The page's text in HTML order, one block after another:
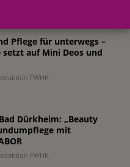
Pflege für unterwegs –
setzt auf Mini Deos und
FWHK
Dürkheim: „Beauty
mit
FWHK